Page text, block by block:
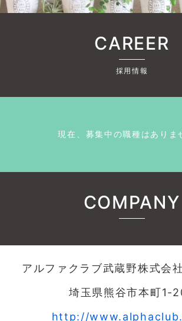
CAREER
採用情報
現在、募集中の職種はありま
COMPANY
アルファクラブ武蔵野株式会
埼玉県熊谷市本町1-
http://